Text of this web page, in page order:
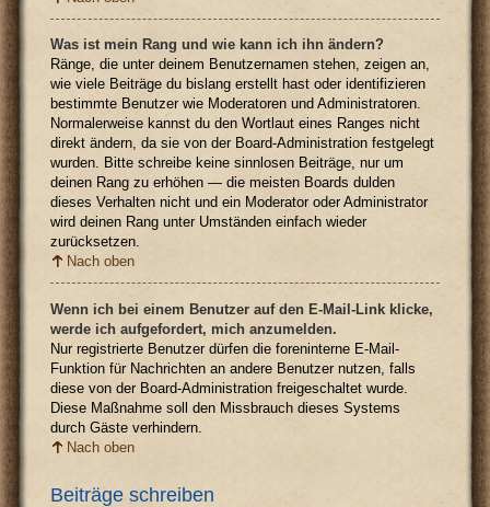
Was ist mein Rang und wie kann ich ihn ändern?
Ränge, die unter deinem Benutzernamen stehen, zeigen an,
wie viele Beiträge du bislang erstellt hast oder identifizieren
bestimmte Benutzer wie Moderatoren und Administratoren.
Normalerweise kannst du den Wortlaut eines Ranges nicht
direkt ändern, da sie von der Board-Administration festgelegt
wurden. Bitte schreibe keine sinnlosen Beiträge, nur um
deinen Rang zu erhöhen — die meisten Boards dulden
dieses Verhalten nicht und ein Moderator oder Administrator
wird deinen Rang unter Umständen einfach wieder
zurücksetzen.
Nach oben
Wenn ich bei einem Benutzer auf den E-Mail-Link klicke,
werde ich aufgefordert, mich anzumelden.
Nur registrierte Benutzer dürfen die foreninterne E-Mail-
Funktion für Nachrichten an andere Benutzer nutzen, falls
diese von der Board-Administration freigeschaltet wurde.
Diese Maßnahme soll den Missbrauch dieses Systems
durch Gäste verhindern.
Nach oben
Beiträge schreiben